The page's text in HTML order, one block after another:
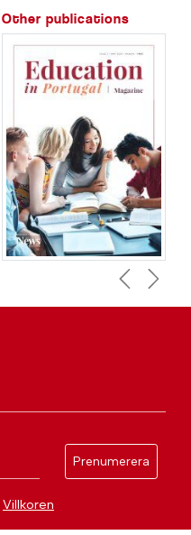
Other publications
Previous
Next
Prenumerera
Villkoren